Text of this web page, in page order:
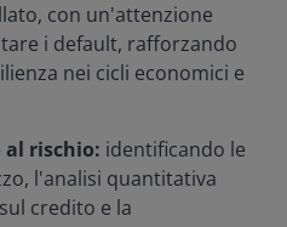
con un'attenzione
i default, rafforzando
nei cicli economici e
al rischio: identificando le
l'analisi quantitativa
credito e la